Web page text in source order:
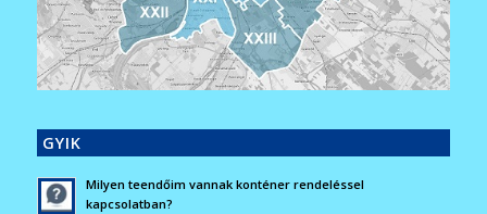
GYIK
Milyen teendőim vannak konténer rendeléssel
kapcsolatban?